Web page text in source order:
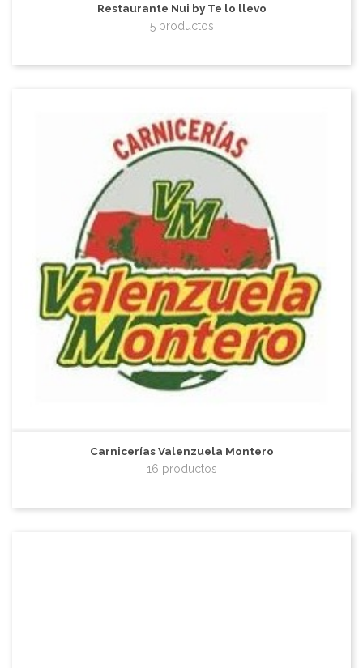
Restaurante Nui by Te lo llevo
5 productos
Carnicerías Valenzuela Montero
16 productos